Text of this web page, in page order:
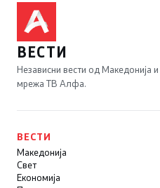
ВЕСТИ
Независни вести од Македонија
мрежа ТВ Алфа.
ВЕСТИ
Македонија
Свет
Економија